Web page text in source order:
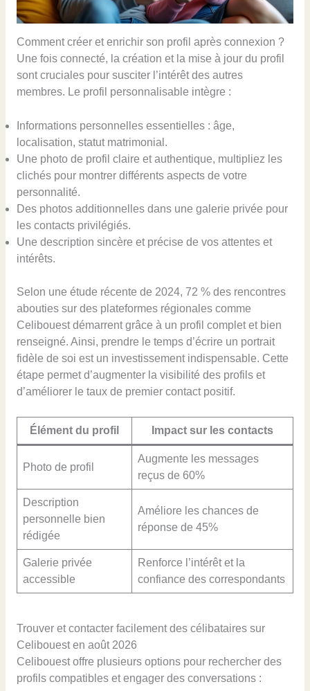
Comment créer et enrichir son profil après connexion ?
Une fois connecté, la création et la mise à jour du profil
sont cruciales pour susciter l’intérêt des autres
membres. Le profil personnalisable intègre :
Informations personnelles essentielles : âge,
localisation, statut matrimonial.
Une photo de profil claire et authentique, multipliez les
clichés pour montrer différents aspects de votre
personnalité.
Des photos additionnelles dans une galerie privée pour
les contacts privilégiés.
Une description sincère et précise de vos attentes et
intérêts.
Selon une étude récente de 2024, 72 % des rencontres
abouties sur des plateformes régionales comme
Celibouest démarrent grâce à un profil complet et bien
renseigné. Ainsi, prendre le temps d’écrire un portrait
fidèle de soi est un investissement indispensable. Cette
étape permet d’augmenter la visibilité des profils et
d’améliorer le taux de premier contact positif.
Élément du profil Impact sur les contacts
Photo de profil
Augmente les messages
reçus de 60%
Description
personnelle bien
rédigée
Améliore les chances de
réponse de 45%
Galerie privée
accessible
Renforce l’intérêt et la
confiance des correspondants
Trouver et contacter facilement des célibataires sur
Celibouest en août 2026
Celibouest offre plusieurs options pour rechercher des
profils compatibles et engager des conversations :